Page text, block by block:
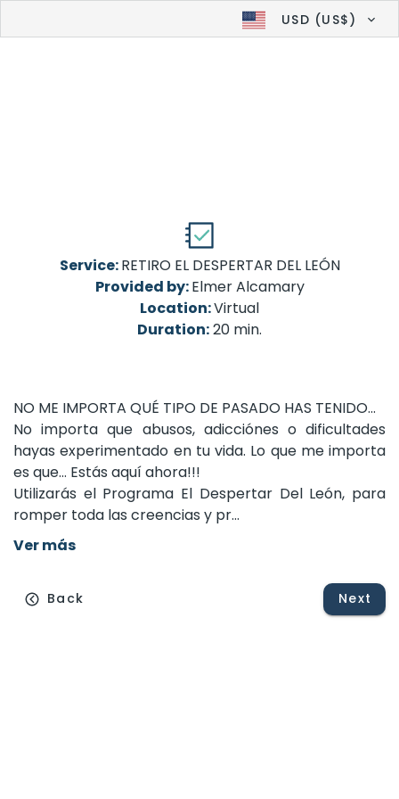
USD (US$)
Service:RETIRO EL DESPERTAR DEL LEÓN
Provided by:Elmer Alcamary
Location:Virtual
Duration:20 min.
NO ME IMPORTA QUÉ TIPO DE PASADO HAS TENIDO...
No importa que abusos, adicciónes o dificultades
hayas experimentado en tu vida. Lo que me importa
es que… Estás aquíahora!!!
Utilizarás el Programa El Despertar Del León, para
romper toda las creencias y pr...
Ver más
Back Next